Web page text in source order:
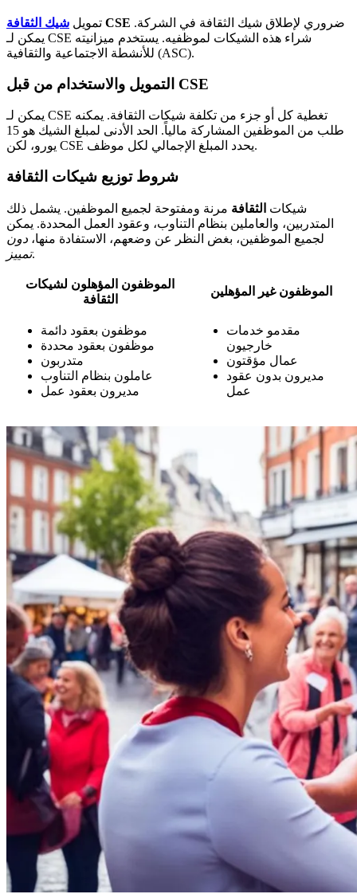
تمويل شيك الثقافة CSE
يمكن لـ CSE شراء هذه الشيكات لموظفيه. يستخدم ميزانيته
للأنشطة الاجتماعية والثقافية (ASC).
التمويل والاستخدام من قبل CSE
يمكن لـ CSE تغطية كل أو جزء من تكلفة شيكات الثقافة. يمكنه
طلب من الموظفين المشاركة مالياً. الحد الأدنى لمبلغ الشيك هو 15
يورو، لكن CSE يحدد المبلغ الإجمالي لكل موظف.
شروط توزيع شيكات الثقافة
شيكات الثقافة مرنة ومفتوحة لجميع الموظفين. يشمل ذلك
المتدربين، والعاملين بنظام التناوب، وعقود العمل المحددة. يمكن
لجميع الموظفين، بغض النظر عن وضعهم، الاستفادة منها، دون
تمييز.
الموظفون المؤهلون لشيكات
الثقافة
الموظفون غير المؤهلين
موظفون بعقود دائمة
موظفون بعقود محددة
متدربون
عاملون بنظام التناوب
مديرون بعقود عمل
مقدمو خدمات
خارجيون
عمال مؤقتون
مديرون بدون عقود
عمل